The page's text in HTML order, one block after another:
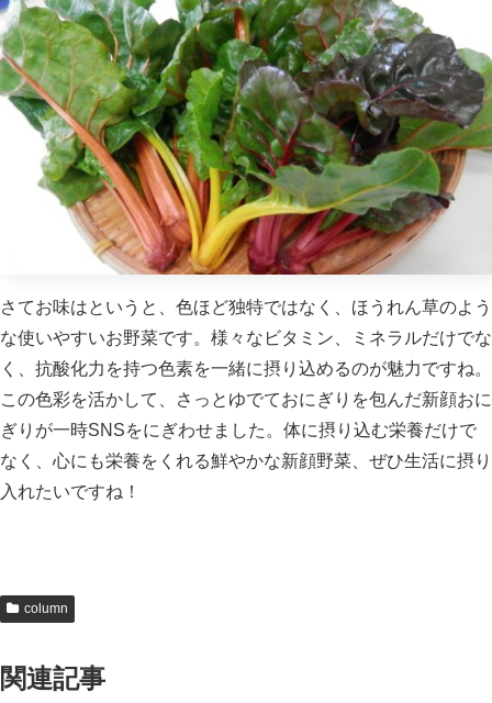
さてお味はというと、色ほど独特ではなく、ほうれん草のよう
な使いやすいお野菜です。様々なビタミン、ミネラルだけでな
く、抗酸化力を持つ色素を一緒に摂り込めるのが魅力ですね。
この色彩を活かして、さっとゆでておにぎりを包んだ新顔おに
ぎりが一時SNSをにぎわせました。体に摂り込む栄養だけで
なく、心にも栄養をくれる鮮やかな新顔野菜、ぜひ生活に摂り
入れたいですね！
column
関連記事